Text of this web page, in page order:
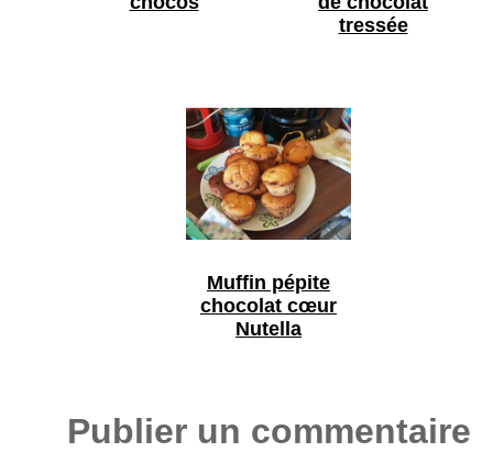
tressée
Muffin pépite
chocolat cœur
Nutella
Publier un commentaire